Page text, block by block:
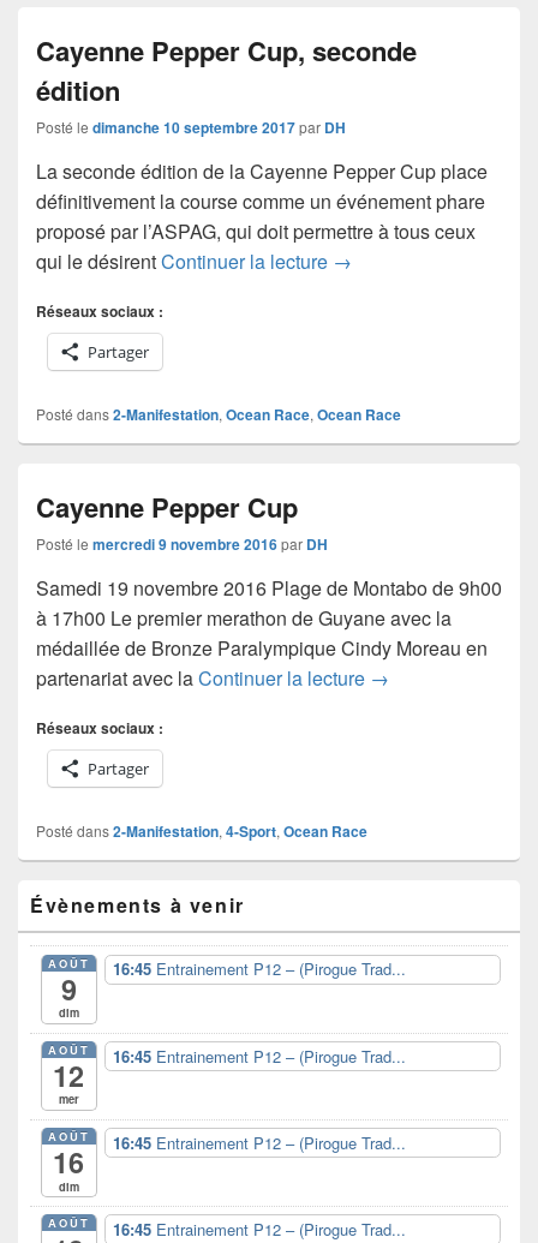
Cayenne Pepper Cup, seconde
édition
Posté le dimanche 10 septembre 2017par DH
La seconde édition de la Cayenne Pepper Cup place
définitivement la course comme un événement phare
proposé par l’ASPAG, qui doit permettre à tous ceux
qui le désirentContinuer la lecture Cayenne Pepper Cup,
→
Réseaux sociaux :
Partager
Posté dans2-Manifestation, Ocean Race, Ocean Race
Cayenne Pepper Cup
Posté le mercredi 9 novembre 2016par DH
Samedi 19 novembre 2016 Plage de Montabo de 9h00
à 17h00 Le premier merathon de Guyane avec la
médaillée de Bronze Paralympique Cindy Moreau en
partenariat avec laContinuer la lecture Cayenne Pepper
→
Réseaux sociaux :
Partager
Posté dans2-Manifestation, 4-Sport, Ocean Race
Zone
principale
de
widget
pour
barre
latérale
Évènements à venir
AOÛT
9
dim
16:45 Entrainement P12 – (Pirogue Trad...
AOÛT
12
mer
16:45 Entrainement P12 – (Pirogue Trad...
AOÛT
16
dim
16:45 Entrainement P12 – (Pirogue Trad...
AOÛT 16:45 Entrainement P12 – (Pirogue Trad...